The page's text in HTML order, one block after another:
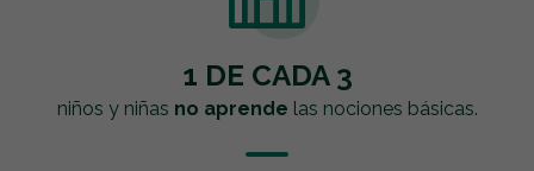
1 DE CADA 3
niños y niñas no aprende las nociones básicas.